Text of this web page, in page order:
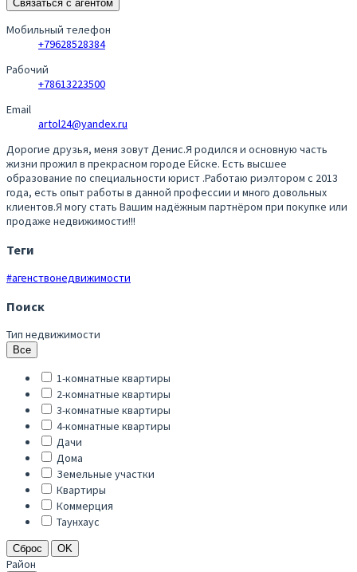
Связаться с агентом
Мобильный телефон
+79628528384
Рабочий
+78613223500
Email
artol24@yandex.ru
Дорогие друзья, меня зовут Денис.Я родился и основную часть
жизни прожил в прекрасном городе Ейске. Есть высшее
образование по специальности юрист .Работаю риэлтором c 2013
года, есть опыт работы в данной профессии и много довольных
клиентов.Я могу стать Вашим надёжным партнёром при покупке или
продаже недвижимости!!!
Теги
#агенствонедвижимости
Поиск
Тип недвижимости
Все
1-комнатные квартиры
2-комнатные квартиры
3-комнатные квартиры
4-комнатные квартиры
Дачи
Дома
Земельные участки
Квартиры
Коммерция
Таунхаус
Сброс OK
Район